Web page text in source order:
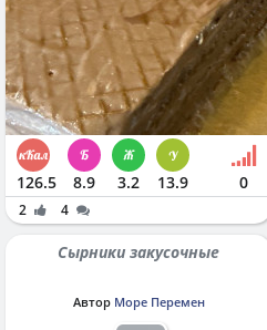
126.5 8.9 3.2 13.9 0
2 4
Сырники закусочные
Автор Море Перемен